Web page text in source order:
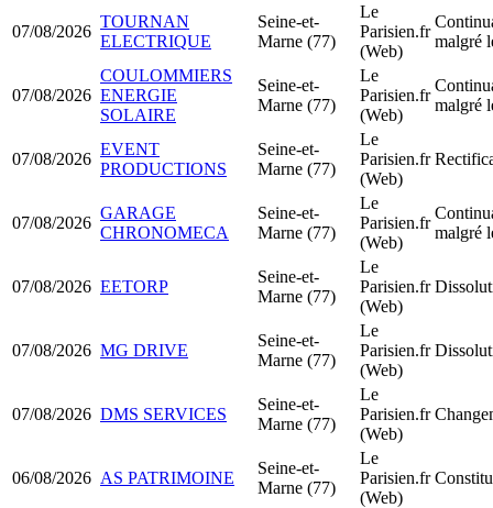
07/08/2026
TOURNAN
ELECTRIQUE
Seine-et-
Marne (77)
Le
Parisien.fr
(Web)
malgré
07/08/2026
COULOMMIERS
ENERGIE
SOLAIRE
Seine-et-
Marne (77)
Le
Parisien.fr
(Web)
malgré
07/08/2026
EVENT
PRODUCTIONS
Seine-et-
Marne (77)
Le
Parisien.fr
(Web)
07/08/2026
GARAGE
CHRONOMECA
Seine-et-
Marne (77)
Le
Parisien.fr
(Web)
malgré
07/08/2026 EETORP
Seine-et-
Marne (77)
Le
Parisien.fr
(Web)
07/08/2026 MG DRIVE
Seine-et-
Marne (77)
Le
Parisien.fr
(Web)
07/08/2026 DMS SERVICES
Seine-et-
Marne (77)
Le
Parisien.fr
(Web)
06/08/2026 AS PATRIMOINE
Seine-et-
Marne (77)
Le
Parisien.fr
(Web)